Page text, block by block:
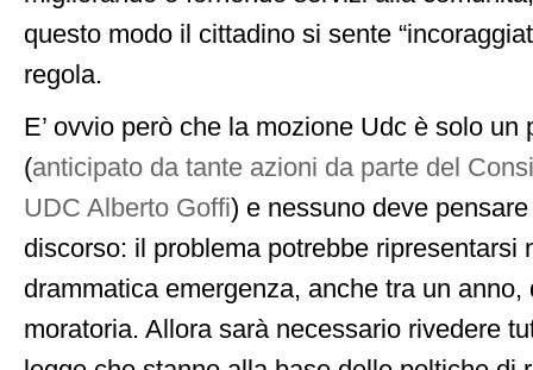
questo modo il cittadino si sente
regola.
E’ ovvio però che la mozione Udc è solo un
(anticipato da tante azioni da parte del
UDC Alberto Goffi) e nessuno deve
discorso: il problema potrebbe ripresentarsi
drammatica emergenza, anche tra un anno,
moratoria. Allora sarà necessario rivedere